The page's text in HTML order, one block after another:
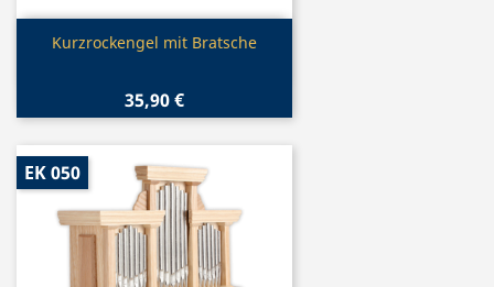
Vorschau
Kurzrockengel mit Bratsche
35,90 €
EK 050